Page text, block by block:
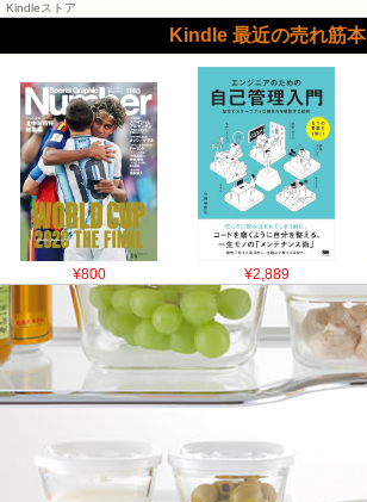
Kindleストア
Kindle 最近の売れ筋本
¥800 ¥2,889